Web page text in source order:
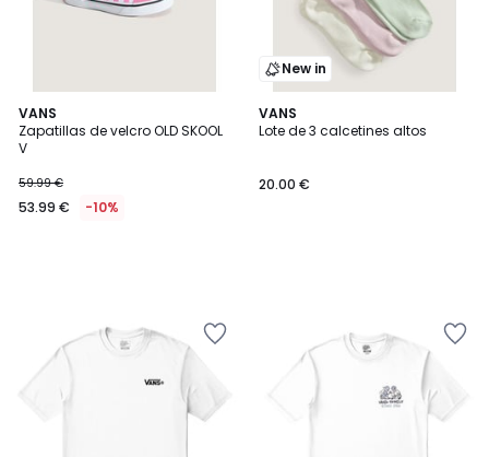
VANS
Zapatillas de velcro OLD SKOOL
V
59.99 €
53.99 € -10%
New in
VANS
Lote de 3 calcetines altos
20.00 €